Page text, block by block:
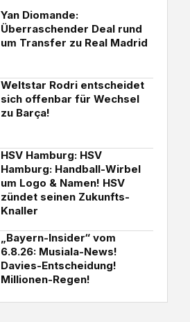
Yan Diomande:
Überraschender Deal rund
um Transfer zu Real Madrid
Weltstar Rodri entscheidet
sich offenbar für Wechsel
zu Barça!
HSV Hamburg: HSV
Hamburg: Handball-Wirbel
um Logo & Namen! HSV
zündet seinen Zukunfts-
Knaller
„Bayern-Insider“ vom
6.8.26: Musiala-News!
Davies-Entscheidung!
Millionen-Regen!